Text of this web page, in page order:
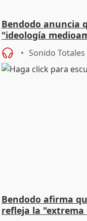
Bendodo anuncia
"ideología
playas
Sonido Totales
Bendodo afirma
refleja la "extrema